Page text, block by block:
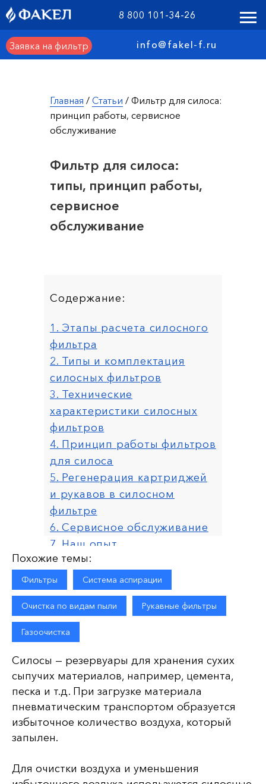
8 800 101-34-26
Заявка на фильтр info@fakel-f.ru
Главная / Статьи / Фильтр для силоса:
принцип работы, сервисное
обслуживание
Фильтр для силоса:
типы, принцип работы,
сервисное
обслуживание
Содержание:
1. Этапы расчета силосного
фильтра
2. Типы и комплектация
силосных фильтров
3. Технические
характеристики силосных
фильтров
4. Принцип работы фильтров
для силоса
5. Регенерация картриджей
и рукавов в силосном
фильтре
6. Сервисное обслуживание
7. Наш опыт
Похожие темы:
Фильтры Система аспирации
Очистка по видам пыли Рукавные фильтры
Газоочистка
Силосы — резервуары для хранения сухих
сыпучих материалов, например, цемента,
песка и т.д. При загрузке материала
пневматическим транспортом образуется
избыточное количество воздуха, который
запылен.
Для очистки воздуха и уменьшения